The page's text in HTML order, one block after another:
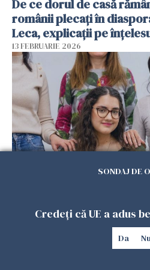
De ce dorul de casă
românii plecați în
Leca, explicații pe
13 FEBRUARIE 2026
planurile românilor. Mulți
revină acasă
SONDAJ DE
Credeți că UE a adus
Da